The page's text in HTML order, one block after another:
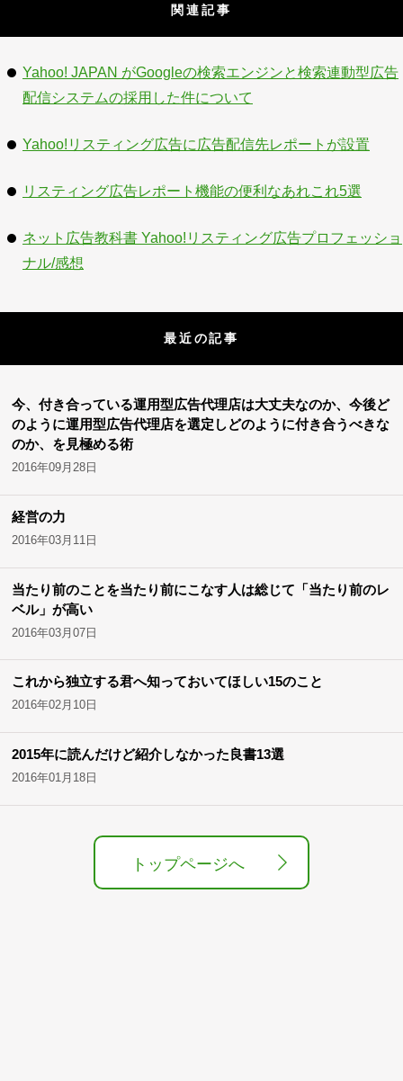
関連記事
Yahoo! JAPAN がGoogleの検索エンジンと検索連動型広告
配信システムの採用した件について
Yahoo!リスティング広告に広告配信先レポートが設置
リスティング広告レポート機能の便利なあれこれ5選
ネット広告教科書 Yahoo!リスティング広告プロフェッショ
ナル/感想
最近の記事
今、付き合っている運用型広告代理店は大丈夫なのか、今後ど
のように運用型広告代理店を選定しどのように付き合うべきな
のか、を見極める術
2016年09月28日
経営の力
2016年03月11日
当たり前のことを当たり前にこなす人は総じて「当たり前のレ
ベル」が高い
2016年03月07日
これから独立する君へ知っておいてほしい15のこと
2016年02月10日
2015年に読んだけど紹介しなかった良書13選
2016年01月18日
トップページへ